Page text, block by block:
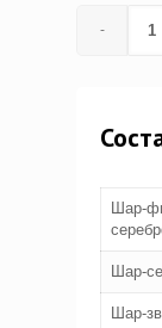
Шар-
Шар-
Шар-